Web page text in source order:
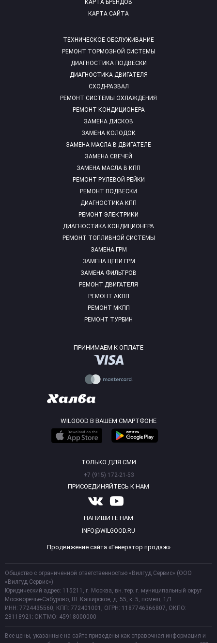
ТЕХНИЧЕСКОЕ ОБСЛУЖИВАНИЕ
РЕМОНТ ТОРМОЗНОЙ СИСТЕМЫ
ДИАГНОСТИКА ПОДВЕСКИ
ДИАГНОСТИКА ДВИГАТЕЛЯ
СХОД-РАЗВАЛ
РЕМОНТ СИСТЕМЫ ОХЛАЖДЕНИЯ
РЕМОНТ КОНДИЦИОНЕРА
ЗАМЕНА ДИСКОВ
ЗАМЕНА КОЛОДОК
ЗАМЕНА МАСЛА В ДВИГАТЕЛЕ
ЗАМЕНА СВЕЧЕЙ
ЗАМЕНА МАСЛА В КПП
РЕМОНТ РУЛЕВОЙ РЕЙКИ
РЕМОНТ ПОДВЕСКИ
ДИАГНОСТИКА КПП
РЕМОНТ ЭЛЕКТРИКИ
ДИАГНОСТИКА КОНДИЦИОНЕРА
РЕМОНТ ТОПЛИВНОЙ СИСТЕМЫ
ЗАМЕНА ГРМ
ЗАМЕНА ЦЕПИ ГРМ
ЗАМЕНА ФИЛЬТРОВ
РЕМОНТ ДВИГАТЕЛЯ
РЕМОНТ АКПП
РЕМОНТ МКПП
РЕМОНТ ТУРБИН
КАРТА БРЕНДОВ
КАРТА САЙТА
ПРИНИМАЕМ К ОПЛАТЕ
WILGOOD В ВАШЕМ СМАРТФОНЕ
ТОЛЬКО ДЛЯ СМИ
+7 (915) 172-21-53
ПРИСОЕДИНЯЙТЕСЬ К НАМ
НАПИШИТЕ НАМ
INFO@WILGOOD.RU
Продвижение сайта «Генератор продаж»
Общество с ограниченной ответственностью «Вилгуд Сервис» (ООО
«Вилгуд Сервис»)
Юридический адрес: 115211, г. Москва, вн. тер. г. муниципальный округ
Москворечье-Сабурово, Ш. Каширское, д. 55, к. 5, помещ. 1/1.
ИНН: 7724435560, КПП: 772401001, ОГРН: 1187746366807, ОКПО:
28118921; ОКТМО: 45918000000
Все цены, указанные на сайте приведены как справочная информация и